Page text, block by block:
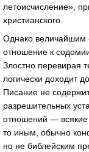
летоисчисление»,
христианского.
Однако величайшим
отношение к
Злостно перевирая
логически доходит
Писание не
разрешительных
отношений — всякие
то иным, обычно
но не библейским